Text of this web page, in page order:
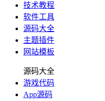
技术教程
软件工具
源码大全
主题插件
网站模板
源码大全
游戏代码
App源码